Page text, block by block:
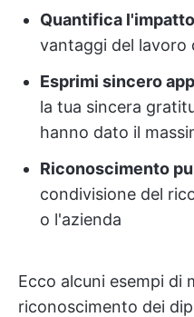
Quantifica
vantaggi del lavoro
Esprimi sincero
la tua sincera
hanno dato il
Riconoscimento
condivisione del
o l'azienda
Ecco alcuni esempi di
riconoscimento dei